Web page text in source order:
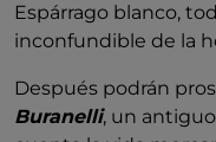
Espárrago blanco,
inconfundible de la
Después podrán
Buranelli, un